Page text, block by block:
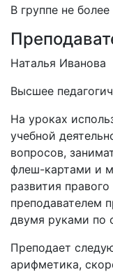
В группе не
Наталья Иванова
Высшее
На уроках
учебной
вопросов,
флеш-картами и
развития
преподавателем
двумя руками по
Преподает
арифметика,